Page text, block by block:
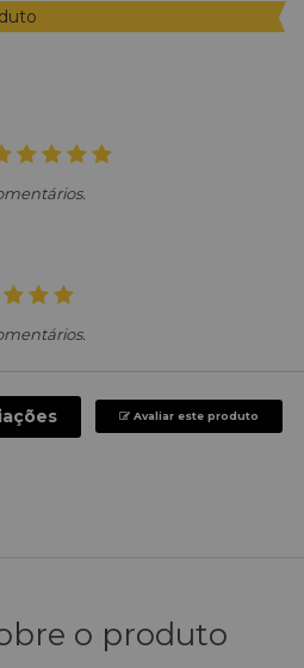
Avaliar este produto
o produto